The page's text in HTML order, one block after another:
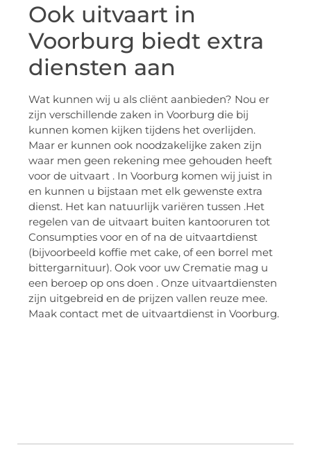
Ook uitvaart in
Voorburg biedt extra
diensten aan
Wat kunnen wij u als cliënt aanbieden? Nou er
zijn verschillende zaken in Voorburg die bij
kunnen komen kijken tijdens het overlijden.
Maar er kunnen ook noodzakelijke zaken zijn
waar men geen rekening mee gehouden heeft
voor de uitvaart . In Voorburg komen wij juist in
en kunnen u bijstaan met elk gewenste extra
dienst. Het kan natuurlijk variëren tussen .Het
regelen van de uitvaart buiten kantooruren tot
Consumpties voor en of na de uitvaartdienst
(bijvoorbeeld koffie met cake, of een borrel met
bittergarnituur). Ook voor uw Crematie mag u
een beroep op ons doen . Onze uitvaartdiensten
zijn uitgebreid en de prijzen vallen reuze mee.
Maak contact met de uitvaartdienst in Voorburg.